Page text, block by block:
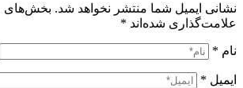
نشانی ایمیل شما منتشر نخواهد شد. بخش‌های
علامت‌گذاری شده‌اند *
نام *
ایمیل *